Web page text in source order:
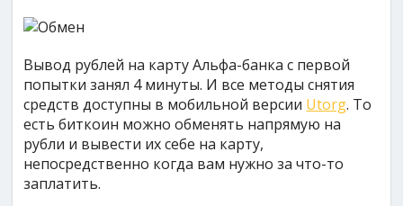
Вывод рублей на карту Альфа-банка с первой
попытки занял 4 минуты. И все методы снятия
средств доступны в мобильной версии Utorg. То
есть биткоин можно обменять напрямую на
рубли и вывести их себе на карту,
непосредственно когда вам нужно за что-то
заплатить.